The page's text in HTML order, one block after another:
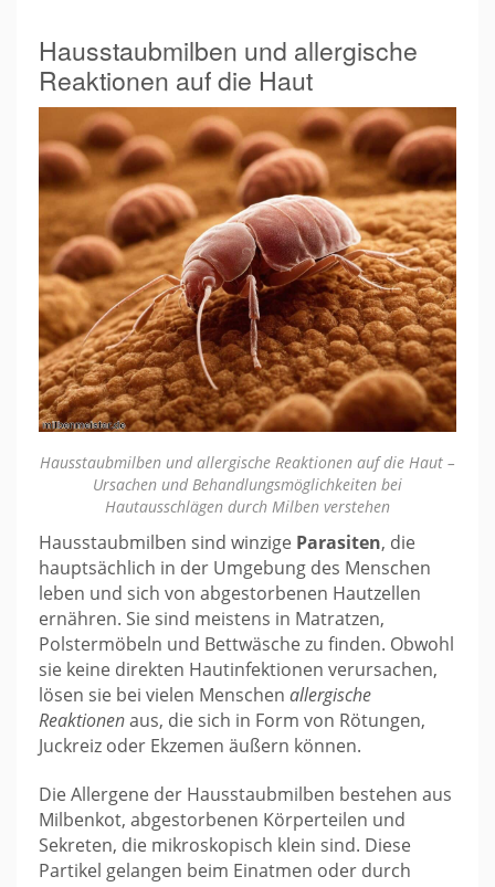
Hausstaubmilben und allergische
Reaktionen auf die Haut
Hausstaubmilben und allergische Reaktionen auf die Haut –
Ursachen und Behandlungsmöglichkeiten bei
Hautausschlägen durch Milben verstehen
Hausstaubmilben sind winzige Parasiten, die
hauptsächlich in der Umgebung des Menschen
leben und sich von abgestorbenen Hautzellen
ernähren. Sie sind meistens in Matratzen,
Polstermöbeln und Bettwäsche zu finden. Obwohl
sie keine direkten Hautinfektionen verursachen,
lösen sie bei vielen Menschen allergische
Reaktionenaus, die sich in Form von Rötungen,
Juckreiz oder Ekzemen äußern können.
Die Allergene der Hausstaubmilben bestehen aus
Milbenkot, abgestorbenen Körperteilen und
Sekreten, die mikroskopisch klein sind. Diese
Partikel gelangen beim Einatmen oder durch